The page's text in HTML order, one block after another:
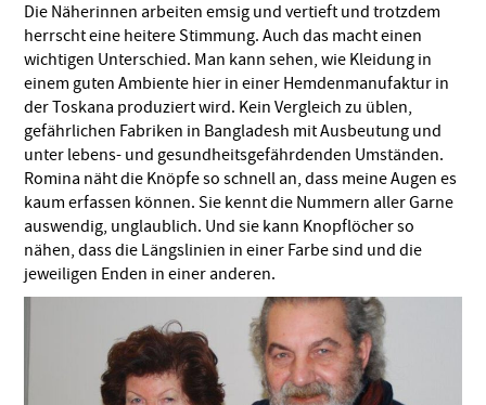
Die Näherinnen arbeiten emsig und vertieft und trotzdem
herrscht eine heitere Stimmung. Auch das macht einen
wichtigen Unterschied. Man kann sehen, wie Kleidung in
einem guten Ambiente hier in einer Hemdenmanufaktur in
der Toskana produziert wird. Kein Vergleich zu üblen,
gefährlichen Fabriken in Bangladesh mit Ausbeutung und
unter lebens- und gesundheitsgefährdenden Umständen.
Romina näht die Knöpfe so schnell an, dass meine Augen es
kaum erfassen können. Sie kennt die Nummern aller Garne
auswendig, unglaublich. Und sie kann Knopflöcher so
nähen, dass die Längslinien in einer Farbe sind und die
jeweiligen Enden in einer anderen.